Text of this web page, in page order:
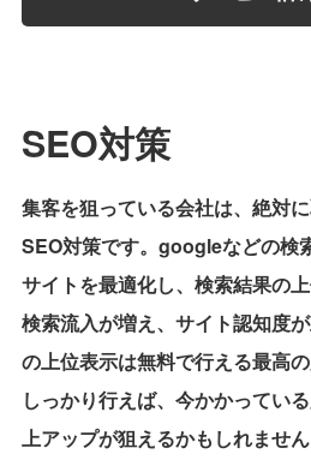
SEO対策
集客を狙っている会社は、絶対
SEO対策です。googleなどの検
サイトを最適化し、検索結果の上
検索流入が増え、サイト認知度
の上位表示は無料で行える最高
しっかり行えば、今かかってい
上アップが狙えるかもしれませ